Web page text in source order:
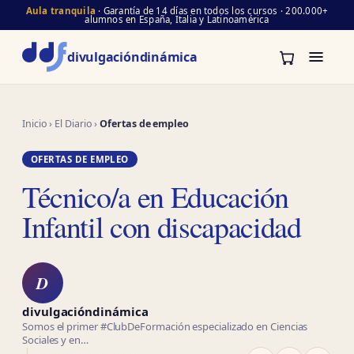
Aula tranquila · Garantía de 14 días en todos los cursos · 200.000+
alumnos en España, Italia y Latinoamérica
divulgacióndinámica
Inicio› El Diario›Ofertas de empleo
OFERTAS DE EMPLEO
Técnico/a en Educación
Infantil con discapacidad
D
divulgacióndinámica
Somos el primer #ClubDeFormación especializado en Ciencias
Sociales y en…